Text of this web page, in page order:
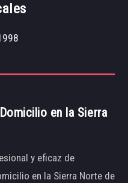
en la Sierra
y eficaz de
en la Sierra Norte de